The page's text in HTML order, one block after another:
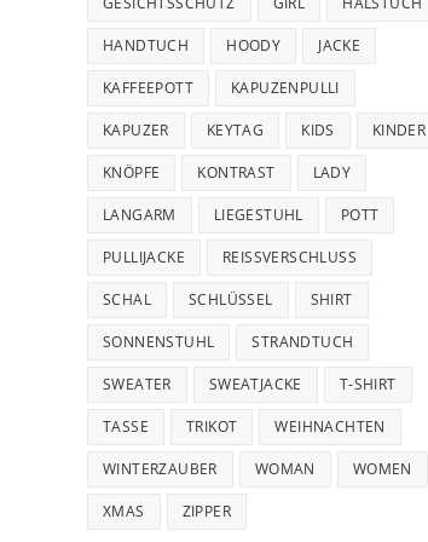
HANDTUCH HOODY JACKE
KAFFEEPOTT KAPUZENPULLI
KAPUZER KEYTAG KIDS KINDER
KNÖPFE KONTRAST LADY
LANGARM LIEGESTUHL POTT
PULLIJACKE REISSVERSCHLUSS
SCHAL SCHLÜSSEL SHIRT
SONNENSTUHL STRANDTUCH
SWEATER SWEATJACKE T-SHIRT
TASSE TRIKOT WEIHNACHTEN
WINTERZAUBER WOMAN WOMEN
XMAS ZIPPER